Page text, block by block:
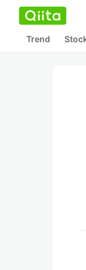
Trend